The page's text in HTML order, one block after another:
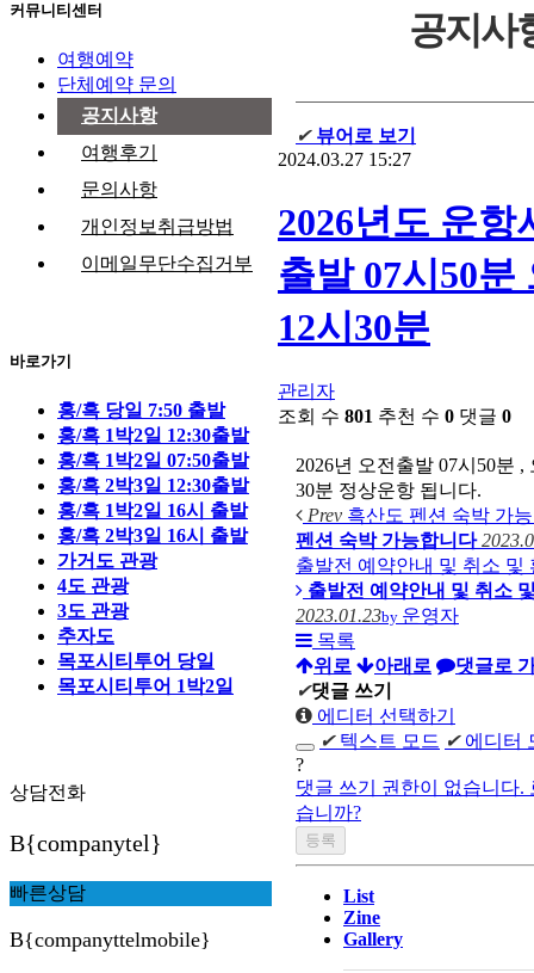
커뮤니티센터
여행예약
단체예약 문의
공지사항
여행후기
문의사항
개인정보취급방법
이메일무단수집거부
바로가기
홍/흑 당일 7:50 출발
홍/흑 1박2일 12:30출발
홍/흑 1박2일 07:50출발
홍/흑 2박3일 12:30출발
홍/흑 1박2일 16시 출발
홍/흑 2박3일 16시 출발
가거도 관광
4도 관광
3도 관광
추자도
목포시티투어 당일
목포시티투어 1박2일
상담전화
B{companytel}
빠른상담
B{companyttelmobile}
공지사
✔ 뷰어로 보기
2024.03.27 15:27
2026년도 운항
출발 07시50분
12시30분
관리자
조회 수 801 추천 수 0 댓글 0
2026년 오전출발 07시50분 ,
30분 정상운항 됩니다.
Prev 흑산도 펜션 숙박 가
펜션 숙박 가능합니다
출발전 예약안내 및 취소 및
출발전 예약안내 및 취소
2023.01.23by 운영자
목록
위로
아래로
댓글로
✔댓글 쓰기
에디터 선택하기
✔ 텍스트 모드 ✔ 에디터
?
댓글 쓰기 권한이 없습니다.
습니까?
List
Zine
Gallery